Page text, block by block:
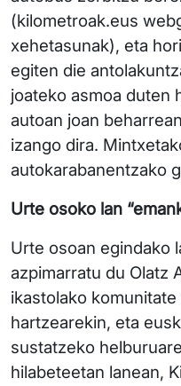
(kilometroak.eus
xehetasunak), eta
egiten die
joateko asmoa duten
autoan joan
izango dira.
autokarabanentzako
Urte osoko lan
Urte osoan egindako
azpimarratu du Olatz
ikastolako
hartzearekin, eta
sustatzeko
hilabeteetan lanean,